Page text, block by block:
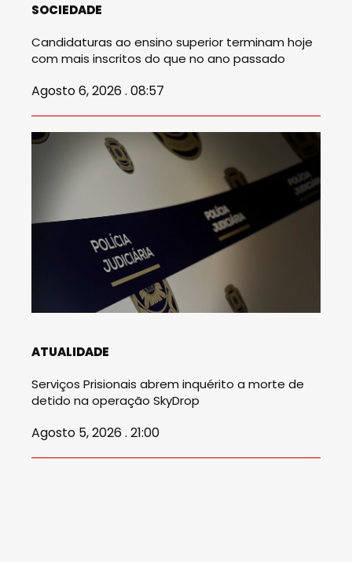
SOCIEDADE
Candidaturas ao ensino superior terminam hoje
com mais inscritos do que no ano passado
Agosto 6, 2026 . 08:57
ATUALIDADE
Serviços Prisionais abrem inquérito a morte de
detido na operação SkyDrop
Agosto 5, 2026 . 21:00